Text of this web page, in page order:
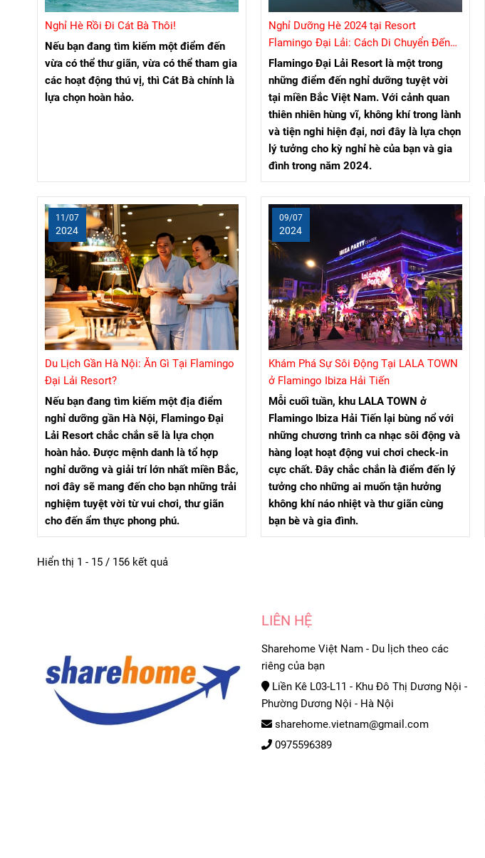
Nghỉ Hè Rồi Đi Cát Bà Thôi!
Nếu bạn đang tìm kiếm một điểm đến
vừa có thể thư giãn, vừa có thể tham gia
các hoạt động thú vị, thì Cát Bà chính là
lựa chọn hoàn hảo.
Nghỉ Dưỡng Hè 2024 tại Resort
Flamingo Đại Lải: Cách Di Chuyển Đến
Resort Flamingo Đại Lải Từ Hà Nội
Flamingo Đại Lải Resort là một trong
những điểm đến nghỉ dưỡng tuyệt vời
tại miền Bắc Việt Nam. Với cảnh quan
thiên nhiên hùng vĩ, không khí trong lành
và tiện nghi hiện đại, nơi đây là lựa chọn
lý tưởng cho kỳ nghỉ hè của bạn và gia
đình trong năm 2024.
Du Lịch Gần Hà Nội: Ăn Gì Tại Flamingo
Đại Lải Resort?
11/07
2024
Nếu bạn đang tìm kiếm một địa điểm
nghỉ dưỡng gần Hà Nội, Flamingo Đại
Lải Resort chắc chắn sẽ là lựa chọn
hoàn hảo. Được mệnh danh là tổ hợp
nghỉ dưỡng và giải trí lớn nhất miền Bắc,
nơi đây sẽ mang đến cho bạn những trải
nghiệm tuyệt vời từ vui chơi, thư giãn
cho đến ẩm thực phong phú.
Khám Phá Sự Sôi Động Tại LALA TOWN
ở Flamingo Ibiza Hải Tiến
09/07
2024
Mỗi cuối tuần, khu LALA TOWN ở
Flamingo Ibiza Hải Tiến lại bùng nổ với
những chương trình ca nhạc sôi động và
hàng loạt hoạt động vui chơi check-in
cực chất. Đây chắc chắn là điểm đến lý
tưởng cho những ai muốn tận hưởng
không khí náo nhiệt và thư giãn cùng
bạn bè và gia đình.
Hiển thị 1 - 15 / 156 kết quả
LIÊN HỆ
Sharehome Việt Nam - Du lịch theo các
riêng của bạn
Liền Kê L03-L11 - Khu Đô Thị Dương Nội -
Phường Dương Nội - Hà Nội
sharehome.vietnam@gmail.com
0975596389